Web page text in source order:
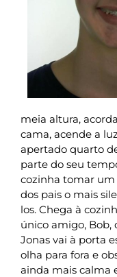
meia altura,
cama, acende a
apertado quarto
parte do seu
cozinha tomar um
dos pais o mais
los. Chega à
único amigo, Bob,
Jonas vai à porta
olha para fora e
ainda mais calma